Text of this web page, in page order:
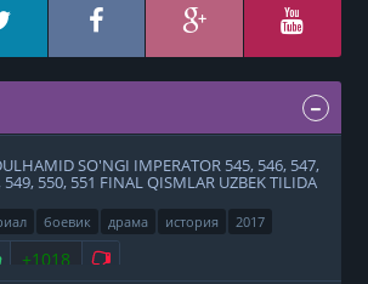
SO'NGI IMPERATOR 545, 546, 547,
549, 550, 551 FINAL QISMLAR UZBEK TILIDA
боевик драма история 2017
Нравится
+1018 Не нравится